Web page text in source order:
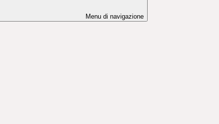
Menu di navigazione